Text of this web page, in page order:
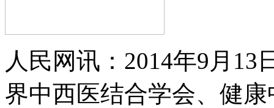
人民网讯：2014年9月
界中西医结合学会、健